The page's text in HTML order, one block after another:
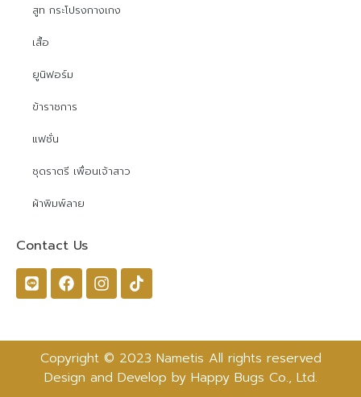
สูท กระโปรงกางเกง
เสื้อ
ยูนิฟอร์ม
ข้าราชการ
แฟชั่น
ชุดราตรี เพื่อนเจ้าสาว
ผ้าพิมพ์ลาย
Contact Us
Copyright © 2023 Nametis All rights reserved
Design and Develop by Happy Bugs Co., Ltd.